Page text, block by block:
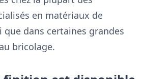
en matériaux de
dans certaines grandes
bricolage.